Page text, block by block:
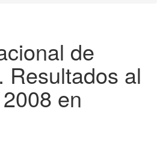
de
Resultados al
en